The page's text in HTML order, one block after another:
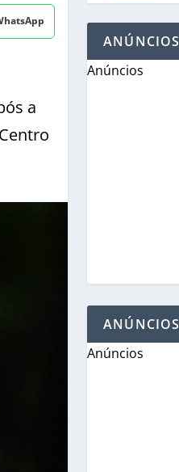
a
ANÚNCIOS
Anúncios
ANÚNCIOS
Anúncios